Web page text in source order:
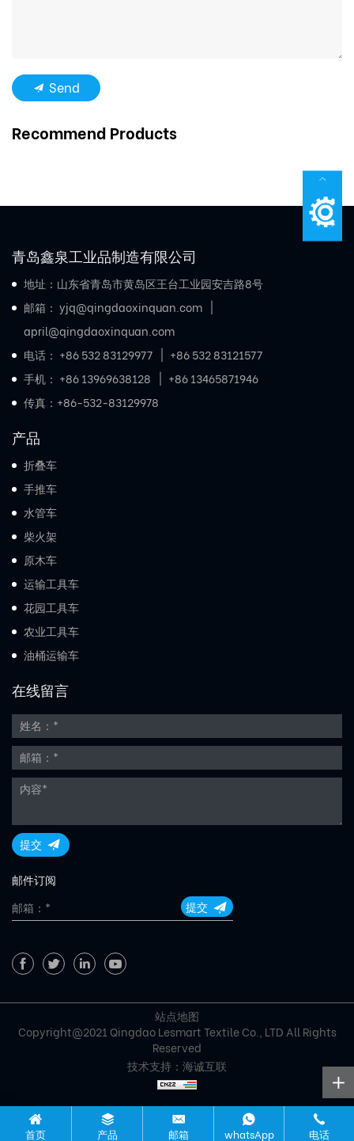
Send
Recommend Products
首页 产品 邮箱 whatsApp 电话
青岛鑫泉工业品制造有限公司
地址：山东省青岛市黄岛区王台工业园安吉路8号
邮箱： yjq@qingdaoxinquan.com
april@qingdaoxinquan.com
电话： +86 532 83129977
+86 532 83121577
手机： +86 13969638128
+86 13465871946
传真：+86-532-83129978
产品
折叠车
手推车
水管车
柴火架
原木车
运输工具车
花园工具车
农业工具车
油桶运输车
在线留言
提交
邮件订阅
提交
站点地图
Copyright@2021 Qingdao Lesmart Textile Co., LTD All Rights
Reserved
技术支持：海诚互联